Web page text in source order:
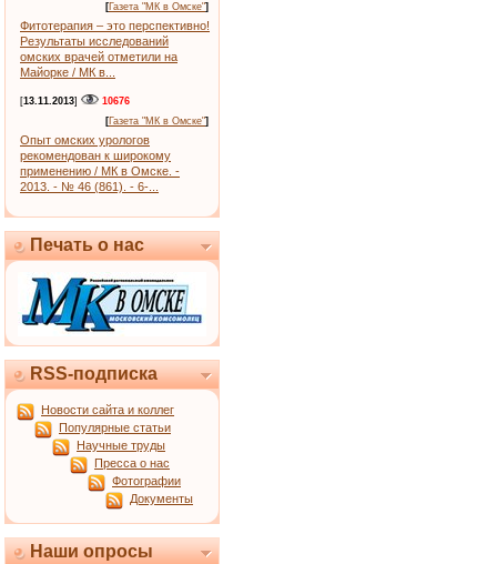
[Газета "МК в Омске"]
Фитотерапия – это перспективно!
Результаты исследований
омских врачей отметили на
Майорке / МК в...
[13.11.2013]
10676
[Газета "МК в Омске"]
Опыт омских урологов
рекомендован к широкому
применению / МК в Омске. -
2013. - № 46 (861). - 6-...
Печать о нас
RSS-подписка
Новости сайта и коллег
Популярные статьи
Научные труды
Пресса о нас
Фотографии
Документы
Наши опросы